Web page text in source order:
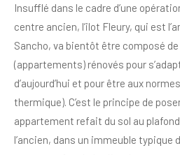
Insufflé dans le cadre d’une
centre ancien, l’ilot Fleury, qui est
Sancho, va bientôt être composé
(appartements) rénovés pour
d’aujourd’hui et pour être aux
thermique). C’est le principe de
appartement refait du sol au
l’ancien, dans un immeuble typique